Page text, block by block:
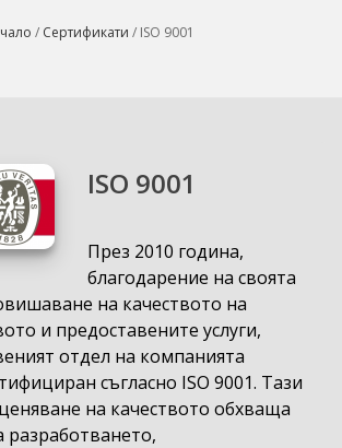
/ Сертификати / ISO 9001
ISO 9001
През 2010 година,
благодарение на своята
на качеството на
и предоставените услуги,
отдел на компанията
съгласно ISO 9001. Тази
на качеството обхваща
разработването,